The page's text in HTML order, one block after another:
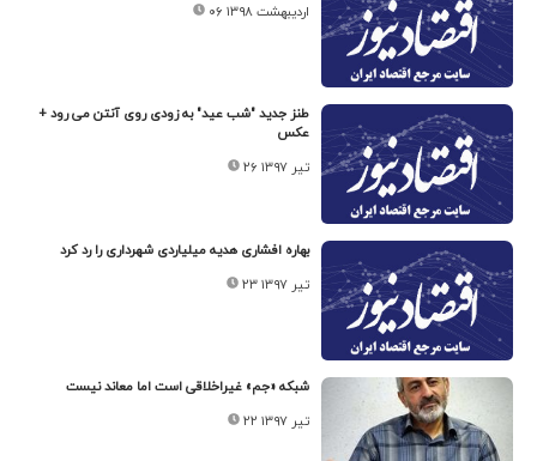
۰۶ اردیبهشت ۱۳۹۸
طنز جدید "شب عید" به زودی روی آنتن می رود +
عکس
۲۶ تیر ۱۳۹۷
بهاره افشاری هدیه میلیاردی شهرداری را رد کرد
۲۳ تیر ۱۳۹۷
شبکه «جم» غیراخلاقی است اما معاند نیست
۲۲ تیر ۱۳۹۷